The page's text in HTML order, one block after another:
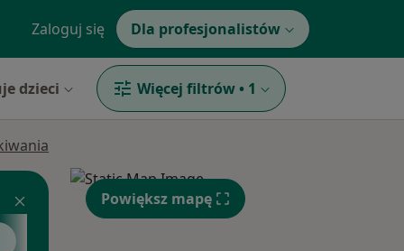
Zaloguj się Dla profesjonalistów
dzieci Więcej filtrów • 1
Powiększ mapę